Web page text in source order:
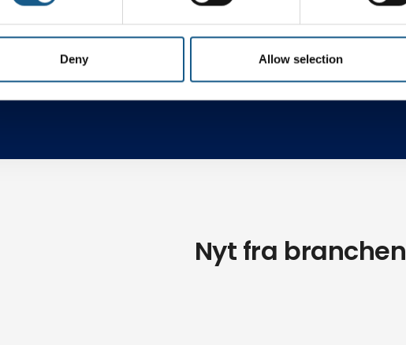
Deny Allow selection
Procesautomatisering Robotteknologi
Nyt fra branchen